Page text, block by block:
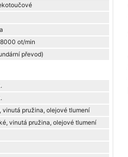
8000 ot/min
převod)
vinutá pružina, olejové tlumení
vinutá pružina, olejové tlumení